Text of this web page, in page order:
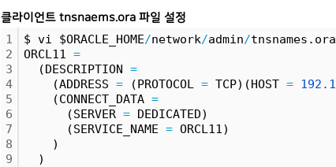
클라이언트 tnsnaems.ora 파일 설정
1
2
3
4
5
6
7
8
9
$ vi $ORACLE_HOME/network/admin/tnsnames.ora
ORCL11 =
(DESCRIPTION =
(ADDRESS = (PROTOCOL = TCP)(HOST = 192.
(CONNECT_DATA =
(SERVER = DEDICATED)
(SERVICE_NAME = ORCL11)
)
)